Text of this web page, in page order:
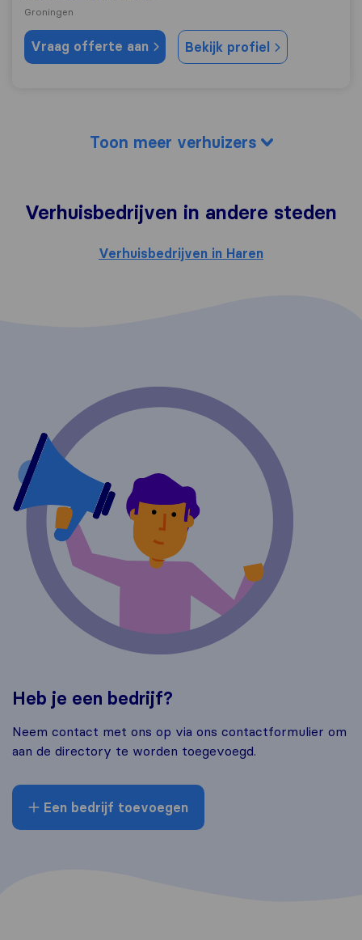
Groningen
Vraag offerte aan Bekijk profiel
Toon meer verhuizers
Verhuisbedrijven in andere steden
Verhuisbedrijven in Haren
Heb je een bedrijf?
Neem contact met ons op via ons contactformulier om
aan de directory te worden toegevoegd.
Een bedrijf toevoegen